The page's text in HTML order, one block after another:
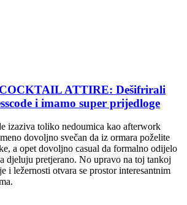
ATTIRE: Dešifrirali
i imamo super prijedloge
izaziva toliko nedoumica kao afterwork
dovoljno svečan da iz ormara poželite
a opet dovoljno casual da formalno odijelo
djeluju pretjerano. No upravo na toj tankoj
i ležernosti otvara se prostor interesantnim